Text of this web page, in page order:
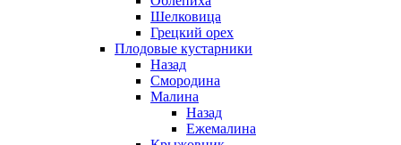
Шелковица
Грецкий орех
Плодовые кустарники
Назад
Смородина
Малина
Назад
Ежемалина